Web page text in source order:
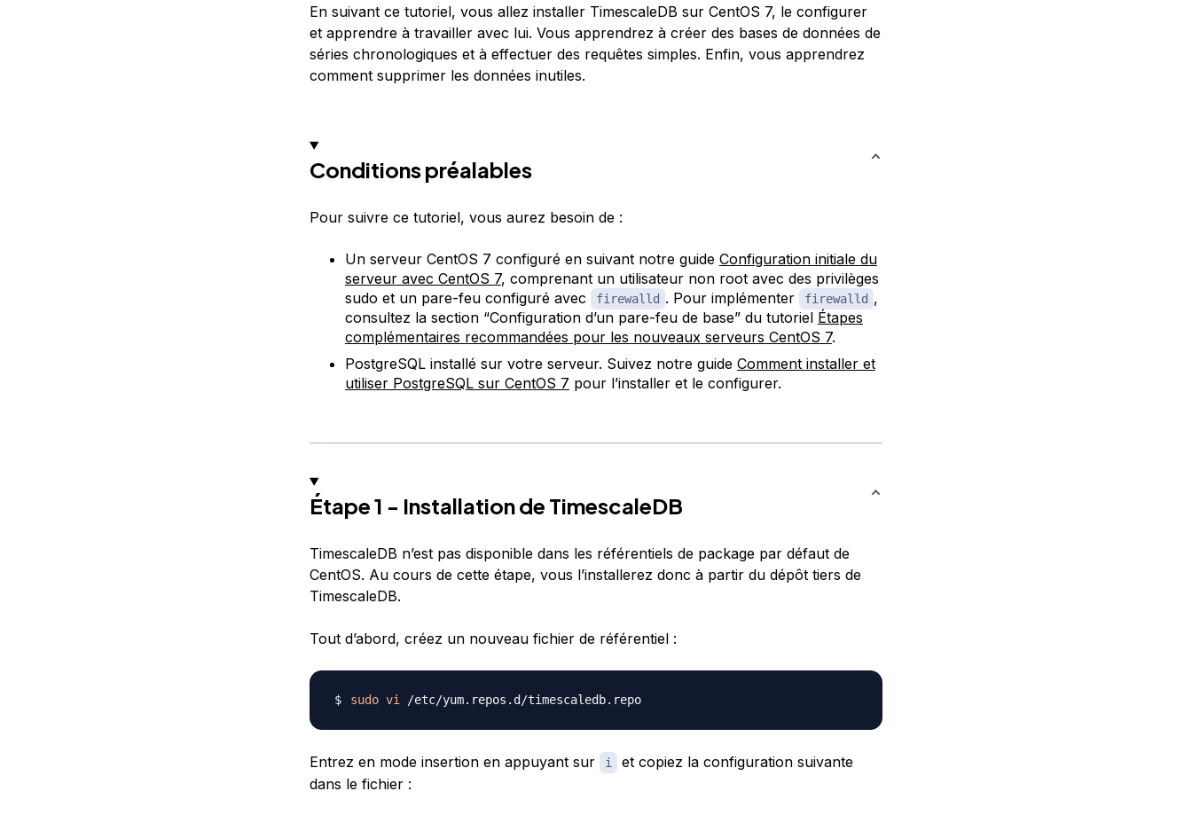
En suivant ce tutoriel, vous allez installer TimescaleDB sur CentOS 7, le configurer
et apprendre à travailler avec lui. Vous apprendrez à créer des bases de données de
séries chronologiques et à effectuer des requêtes simples. Enfin, vous apprendrez
comment supprimer les données inutiles.
Conditions préalables
Pour suivre ce tutoriel, vous aurez besoin de :
Un serveur CentOS 7 configuré en suivant notre guide Configuration initiale du
serveur avec CentOS 7, comprenant un utilisateur non root avec des privilèges
sudo et un pare-feu configuré avec
firewalld . Pour implémenter firewalld ,
consultez la section “Configuration d’un pare-feu de base” du tutoriel Étapes
complémentaires recommandées pour les nouveaux serveurs CentOS 7.
PostgreSQL installé sur votre serveur. Suivez notre guide Comment installer et
utiliser PostgreSQL sur CentOS 7 pour l’installer et le configurer.
Étape 1 - Installation de TimescaleDB
TimescaleDB n’est pas disponible dans les référentiels de package par défaut de
CentOS. Au cours de cette étape, vous l’installerez donc à partir du dépôt tiers de
TimescaleDB.
Tout d’abord, créez un nouveau fichier de référentiel :
sudo vi /etc/yum.repos.d/timescaledb.repo
Entrez en mode insertion en appuyant sur i
et copiez la configuration suivante
dans le fichier :